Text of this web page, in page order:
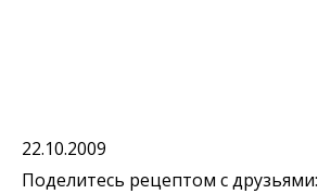
22.10.2009
Поделитесь рецептом с друзьями: